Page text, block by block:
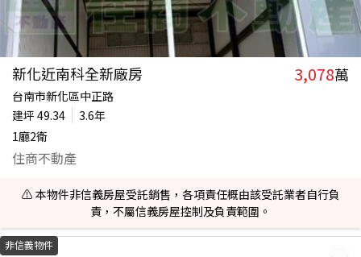
新化近南科全新廠房 3,078萬
台南市新化區中正路
建坪 49.34
3.6年
1廳2衛
住商不動產
⚠️ 本物件非信義房屋受託銷售，各項責任概由該受託業者自行負
責，不屬信義房屋控制及負責範圍。
非信義物件